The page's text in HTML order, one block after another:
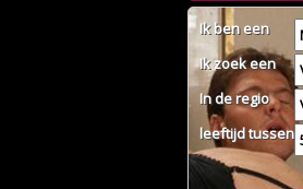
Ik ben een
Ik zoek een
In de regio
leeftijd tussen